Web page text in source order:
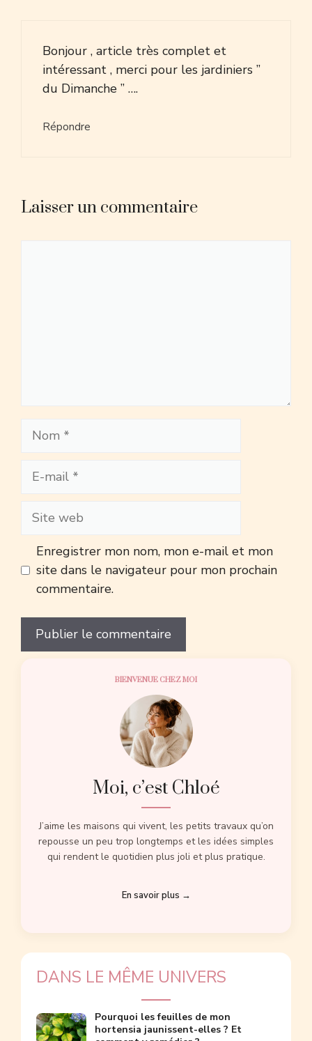
Bonjour , article très complet et
intéressant , merci pour les jardiniers ”
du Dimanche ” ….
Répondre
Laisser un commentaire
Nom
Site
Enregistrer mon nom, mon e-mail et mon
site dans le navigateur pour mon prochain
commentaire.
BIENVENUE CHEZ MOI
Moi, c’est Chloé
J’aime les maisons qui vivent, les petits travaux qu’on
repousse un peu trop longtemps et les idées simples
qui rendent le quotidien plus joli et plus pratique.
En savoir plus →
DANS LE MÊME UNIVERS
Pourquoi les feuilles de mon
hortensia jaunissent-elles ? Et